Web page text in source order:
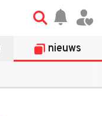
nieuws